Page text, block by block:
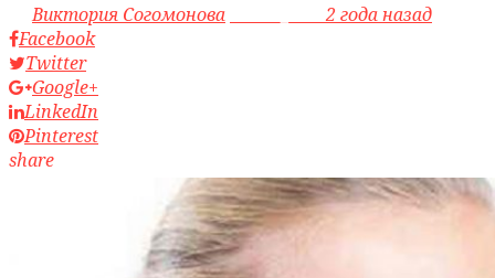
byВиктория Согомонова access_time2 года назад
Facebook
Twitter
Google+
LinkedIn
Pinterest
share